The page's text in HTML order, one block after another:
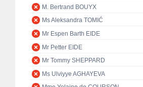
M. Bertrand BOUYX
Ms Aleksandra TOMIĆ
Mr Espen Barth EIDE
Mr Petter EIDE
Mr Tommy SHEPPARD
Ms Ulviyye AGHAYEVA